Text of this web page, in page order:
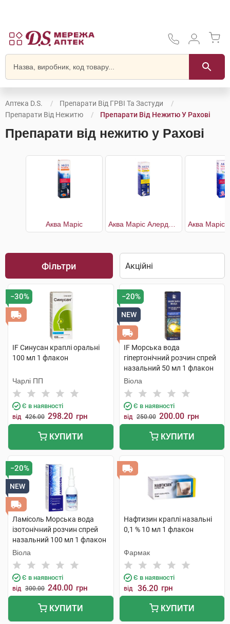
Аптека D.S.
Препарати Від ГРВІ Та Застуди
Препарати Від Нежитю
Препарати Від Нежитю У Рахові
Препарати від нежитю у Рахові
Аква Маріс
Фільтри
−30%
IF Синусан краплі оральні
100 мл 1 флакон
Чарлі ПП
Є в наявності
від 426.00 298.20 грн
КУПИТИ
−20%
NEW
IF Морська вода
гіпертонічний розчин спрей
назальний 50 мл 1 флакон
Віола
Є в наявності
від 250.00 200.00 грн
КУПИТИ
−20%
NEW
Ламісоль Морська вода
ізотонічний розчин спрей
назальний 100 мл 1 флакон
Віола
Є в наявності
від 300.00 240.00 грн
КУПИТИ
Нафтизин краплі назальні
0,1 % 10 мл 1 флакон
Фармак
Є в наявності
від 36.20 грн
КУПИТИ